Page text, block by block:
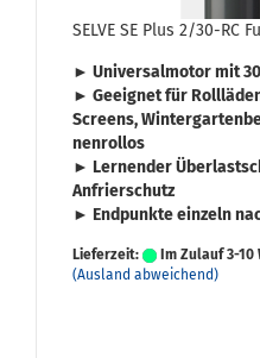
SELVE SE Plus 2/30-RC
► Uni­ver­sal­mo­tor mit
► Ge­eig­net für
Screens,
nen­rol­los
► Ler­nen­der
An­frier­schutz
► End­punk­te ein­zeln
Lieferzeit:
Im Zulauf 3-
(Ausland abweichend)